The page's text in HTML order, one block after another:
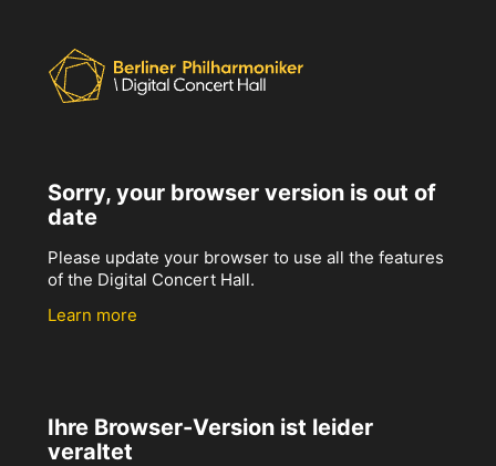
Sorry, your browser version is out of
date
Please update your browser to use all the features
of the Digital Concert Hall.
Learn more
Ihre Browser-Version ist leider
veraltet